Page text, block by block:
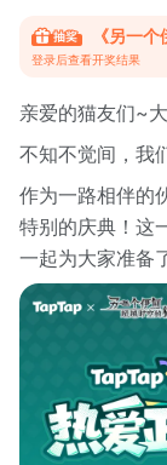
《另一
登录后查看开奖结果
亲爱的猫友们~⼤
不知不觉间，我
作为⼀路相伴的
特别的庆典！这
⼀起为⼤家准备